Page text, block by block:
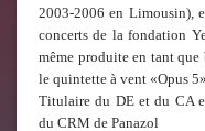
2003-2006 en Limousin),
concerts de la fondation
même produite en tant que
le quintette à vent «Opus 5».
Titulaire du DE et du CA
du CRM de Panazol